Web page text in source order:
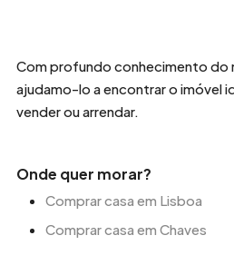
Com profundo conhecimento do
ajudamo-lo a encontrar o imóvel
vender ou arrendar.
Onde quer morar?
Comprar casa em Lisboa
Comprar casa em Chaves